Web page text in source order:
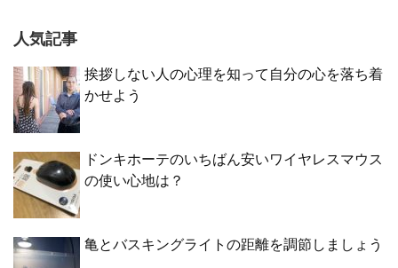
人気記事
挨拶しない人の心理を知って自分の心を落ち着
かせよう
ドンキホーテのいちばん安いワイヤレスマウス
の使い心地は？
亀とバスキングライトの距離を調節しましょう